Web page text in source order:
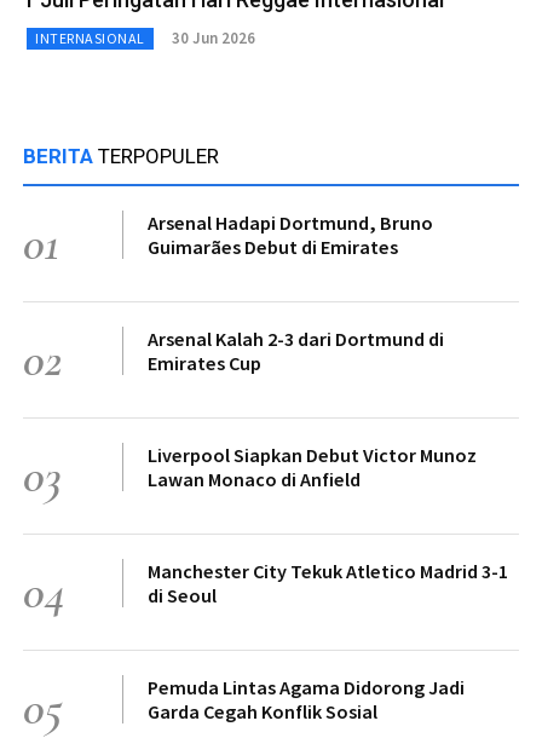
INTERNASIONAL 30 Jun 2026
BERITA TERPOPULER
01
Arsenal Hadapi Dortmund, Bruno
Guimarães Debut di Emirates
02
Arsenal Kalah 2-3 dari Dortmund di
Emirates Cup
03
Liverpool Siapkan Debut Victor Munoz
Lawan Monaco di Anfield
04
Manchester City Tekuk Atletico Madrid 3-1
di Seoul
05
Pemuda Lintas Agama Didorong Jadi
Garda Cegah Konflik Sosial